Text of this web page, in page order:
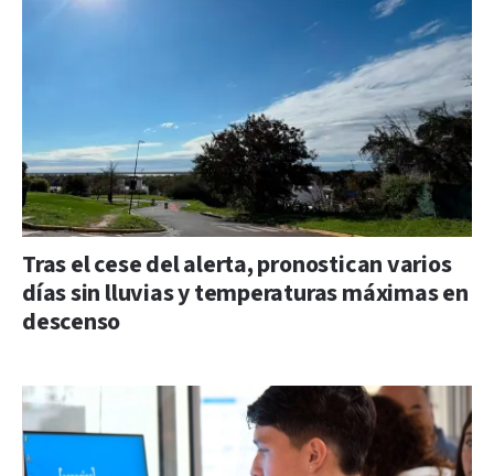
Tras el cese del alerta, pronostican varios
días sin lluvias y temperaturas máximas en
descenso